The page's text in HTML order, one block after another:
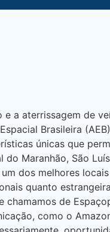
a aterrissagem de
Brasileira
únicas que
Maranhão, São
dos melhores
quanto
de
como o